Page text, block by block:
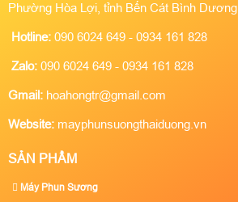
Phường Hòa Lợi, tỉnh Bến Cát Bình Dương
Hotline: 090 6024 649 - 0934 161 828
Zalo: 090 6024 649 - 0934 161 828
Gmail: hoahongtr@gmail.com
Website: mayphunsuongthaiduong.vn
SẢN PHẨM
Máy Phun Sương